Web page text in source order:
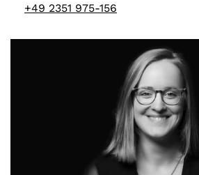
+49 2351 975-156